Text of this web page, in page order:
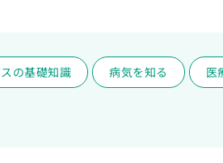
の基礎知識 病気を知る 医